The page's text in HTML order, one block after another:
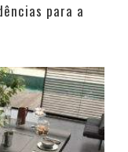
para a